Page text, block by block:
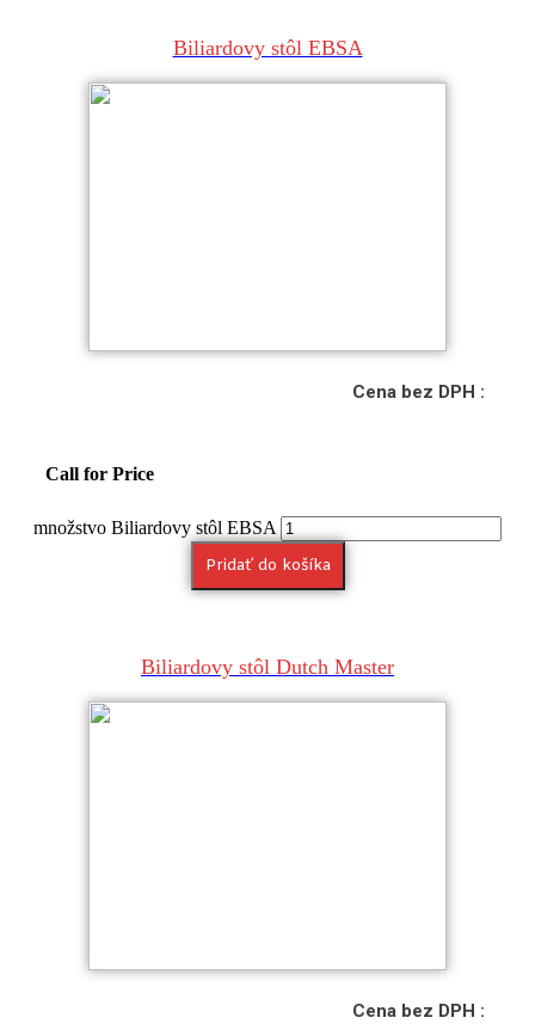
Biliardovy stôl EBSA
Cena bez DPH :
Call for Price
množstvo Biliardovy stôl EBSA
Pridať do košíka
Biliardovy stôl Dutch Master
Cena bez DPH :